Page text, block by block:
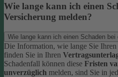
Wie lange kann ich einen
Versicherung melden?
Wie lange kann ich einen Schaden bei
Die Information, wie lange Sie
finden Sie in Ihren
Schadenfall können diese Fristen
unverzüglich melden, sind Sie in